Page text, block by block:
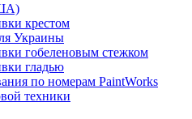
крестом
Украины
гобеленовым стежком
гладью
по номерам PaintWorks
техники